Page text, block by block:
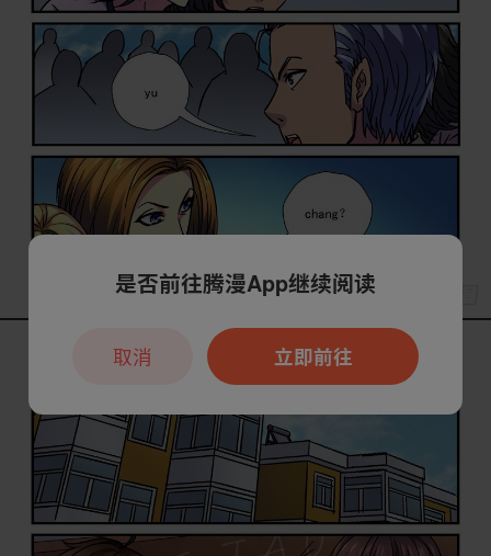
是否前往腾漫App继续阅读
立即前往
取消